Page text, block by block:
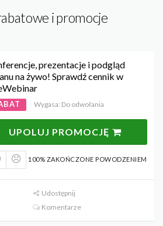
i promocje
prezentacje i podgląd
na żywo! Sprawdź cennik w
Wygasa: Do odwołania
UPOLUJ PROMOCJĘ
100% ZAKOŃCZONE POWODZENIEM
Udostępnij
Komentarze